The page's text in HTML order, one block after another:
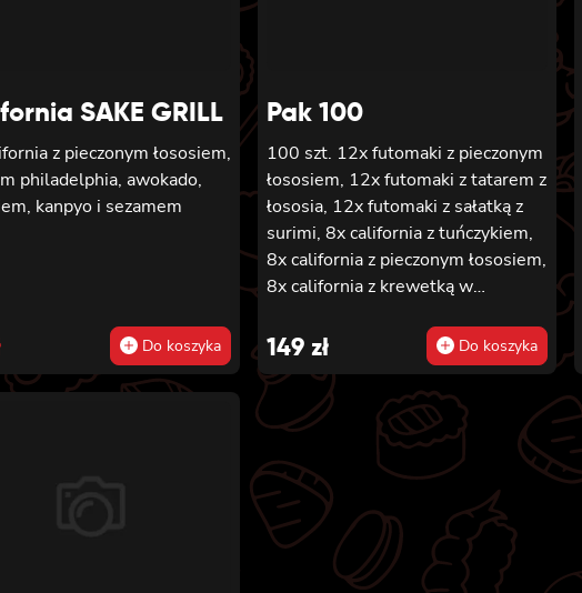
SAKE GRILL
z pieczonym łososiem,
philadelphia, awokado,
kanpyo i sezamem
Do koszyka
Pak 100
100 szt. 12x futomaki z pieczonym
łososiem, 12x futomaki z tatarem z
łososia, 12x futomaki z sałatką z
surimi, 8x california z tuńczykiem,
8x california z pieczonym łososiem,
8x california z krewetką w
maki z oshinko, 8x maki z surimi,
8x maki z łososiem, 8x maki z
kanpyo
149 zł Do koszyka